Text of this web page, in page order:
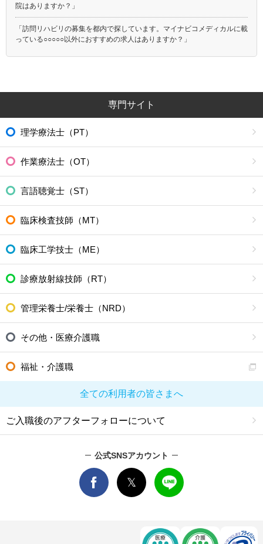
院はありますか？」
「訪問リハビリの募集を都内で探しています。マイナビコメディカルに載
っている○○○○○以外におすすめの求人はありますか？」
専門サイト
理学療法士（PT）
作業療法士（OT）
言語聴覚士（ST）
臨床検査技師（MT）
臨床工学技士（ME）
診療放射線技師（RT）
管理栄養士/栄養士（NRD）
その他・医療介護職
福祉・介護職
全ての利用者の皆さまへ
ご入職後のアフターフォローについて
公式SNSアカウント